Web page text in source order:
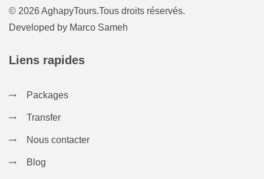
© 2026 AghapyTours.Tous droits réservés.
Developed by Marco Sameh
Liens rapides
Packages
Transfer
Nous contacter
Blog